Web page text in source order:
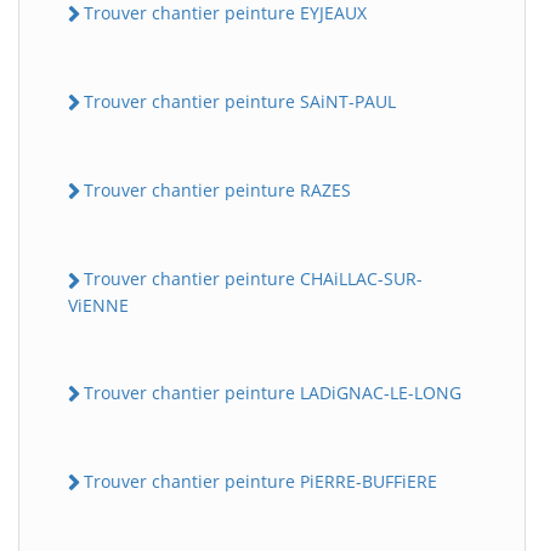
Trouver chantier peinture EYJEAUX
Trouver chantier peinture SAiNT-PAUL
Trouver chantier peinture RAZES
Trouver chantier peinture CHAiLLAC-SUR-
ViENNE
Trouver chantier peinture LADiGNAC-LE-LONG
Trouver chantier peinture PiERRE-BUFFiERE